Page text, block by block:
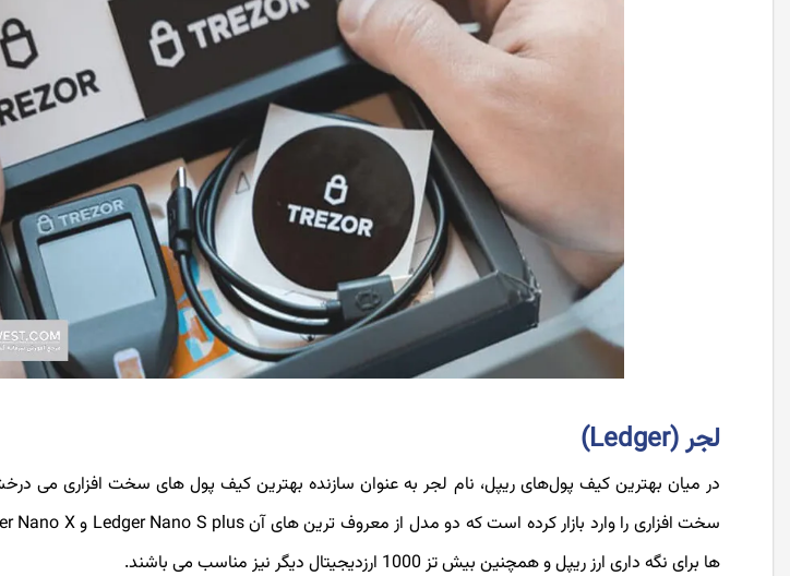
لجر (Ledger)
در میان بهترین کیف پول‌های ریپل، نام لجر به عنوان سازنده بهترین کیف پول های سخت افزاری می
ها برای نگه داری ارز ریپل و همچنین بیش تز 1000 ارزدیجیتال دیگر نیز مناسب می باشند.